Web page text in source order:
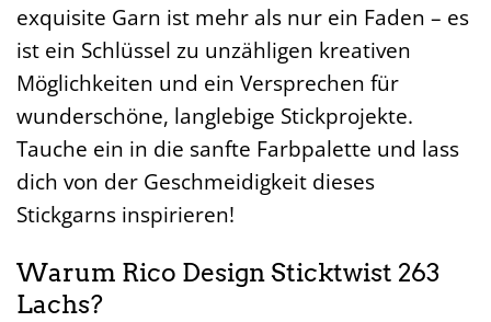
exquisite Garn ist mehr als nur ein Faden – es
ist ein Schlüssel zu unzähligen kreativen
Möglichkeiten und ein Versprechen für
wunderschöne, langlebige Stickprojekte.
Tauche ein in die sanfte Farbpalette und lass
dich von der Geschmeidigkeit dieses
Stickgarns inspirieren!
Warum Rico Design Sticktwist 263
Lachs?